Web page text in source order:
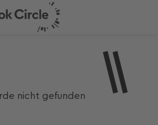
nicht gefunden